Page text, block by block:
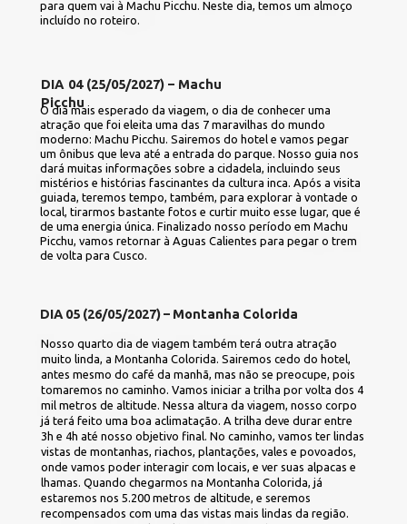
para quem vai à Machu Picchu. Neste dia, temos um almoço
incluído no roteiro.
DIA 04 (25/05/2027) – Machu
Picchu
O dia mais esperado da viagem, o dia de conhecer uma
atração que foi eleita uma das 7 maravilhas do mundo
moderno: Machu Picchu. Sairemos do hotel e vamos pegar
um ônibus que leva até a entrada do parque. Nosso guia nos
dará muitas informações sobre a cidadela, incluindo seus
mistérios e histórias fascinantes da cultura inca. Após a visita
guiada, teremos tempo, também, para explorar à vontade o
local, tirarmos bastante fotos e curtir muito esse lugar, que é
de uma energia única. Finalizado nosso período em Machu
Picchu, vamos retornar à Aguas Calientes para pegar o trem
de volta para Cusco.
DIA 05 (26/05/2027) – Montanha Colorida
Nosso quarto dia de viagem também terá outra atração
muito linda, a Montanha Colorida. Sairemos cedo do hotel,
antes mesmo do café da manhã, mas não se preocupe, pois
tomaremos no caminho. Vamos iniciar a trilha por volta dos 4
mil metros de altitude. Nessa altura da viagem, nosso corpo
já terá feito uma boa aclimatação. A trilha deve durar entre
3h e 4h até nosso objetivo final. No caminho, vamos ter lindas
vistas de montanhas, riachos, plantações, vales e povoados,
onde vamos poder interagir com locais, e ver suas alpacas e
lhamas. Quando chegarmos na Montanha Colorida, já
estaremos nos 5.200 metros de altitude, e seremos
recompensados com uma das vistas mais lindas da região.